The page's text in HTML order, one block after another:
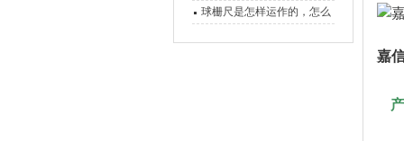
的，功能有什么优势？
球栅尺是怎样运作的，怎么
嘉